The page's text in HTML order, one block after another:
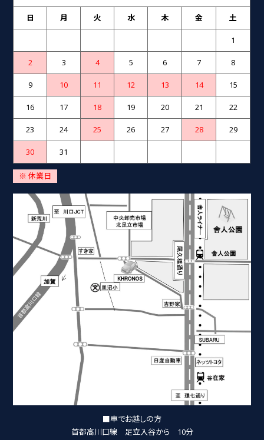
日 月 火 水 木 金 土
1
2 3 4 5 6 7 8
9 10 11 12 13 14 15
16 17 18 19 20 21 22
23 24 25 26 27 28 29
30 31
※ 休業日
■車でお越しの方
首都高川口線 足立入谷から 10分